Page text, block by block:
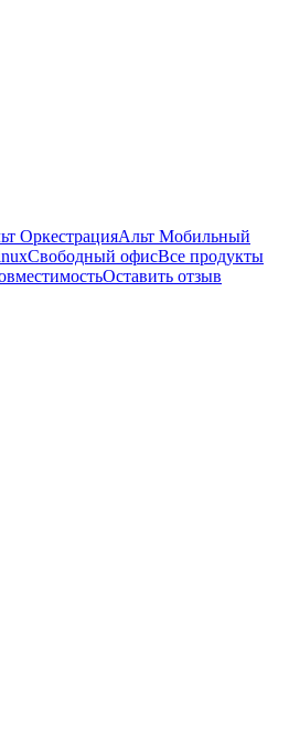
ОркестрацияАльт Мобильный
Свободный офисВсе продукты
Оставить отзыв